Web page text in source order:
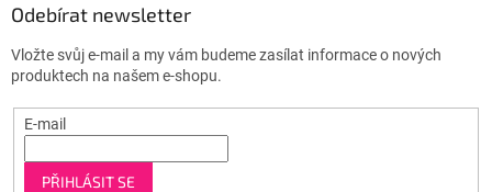
Odebírat newsletter
Vložte svůj e-mail a my vám budeme zasílat informace o nových
produktech na našem e-shopu.
E-mail
PŘIHLÁSIT SE